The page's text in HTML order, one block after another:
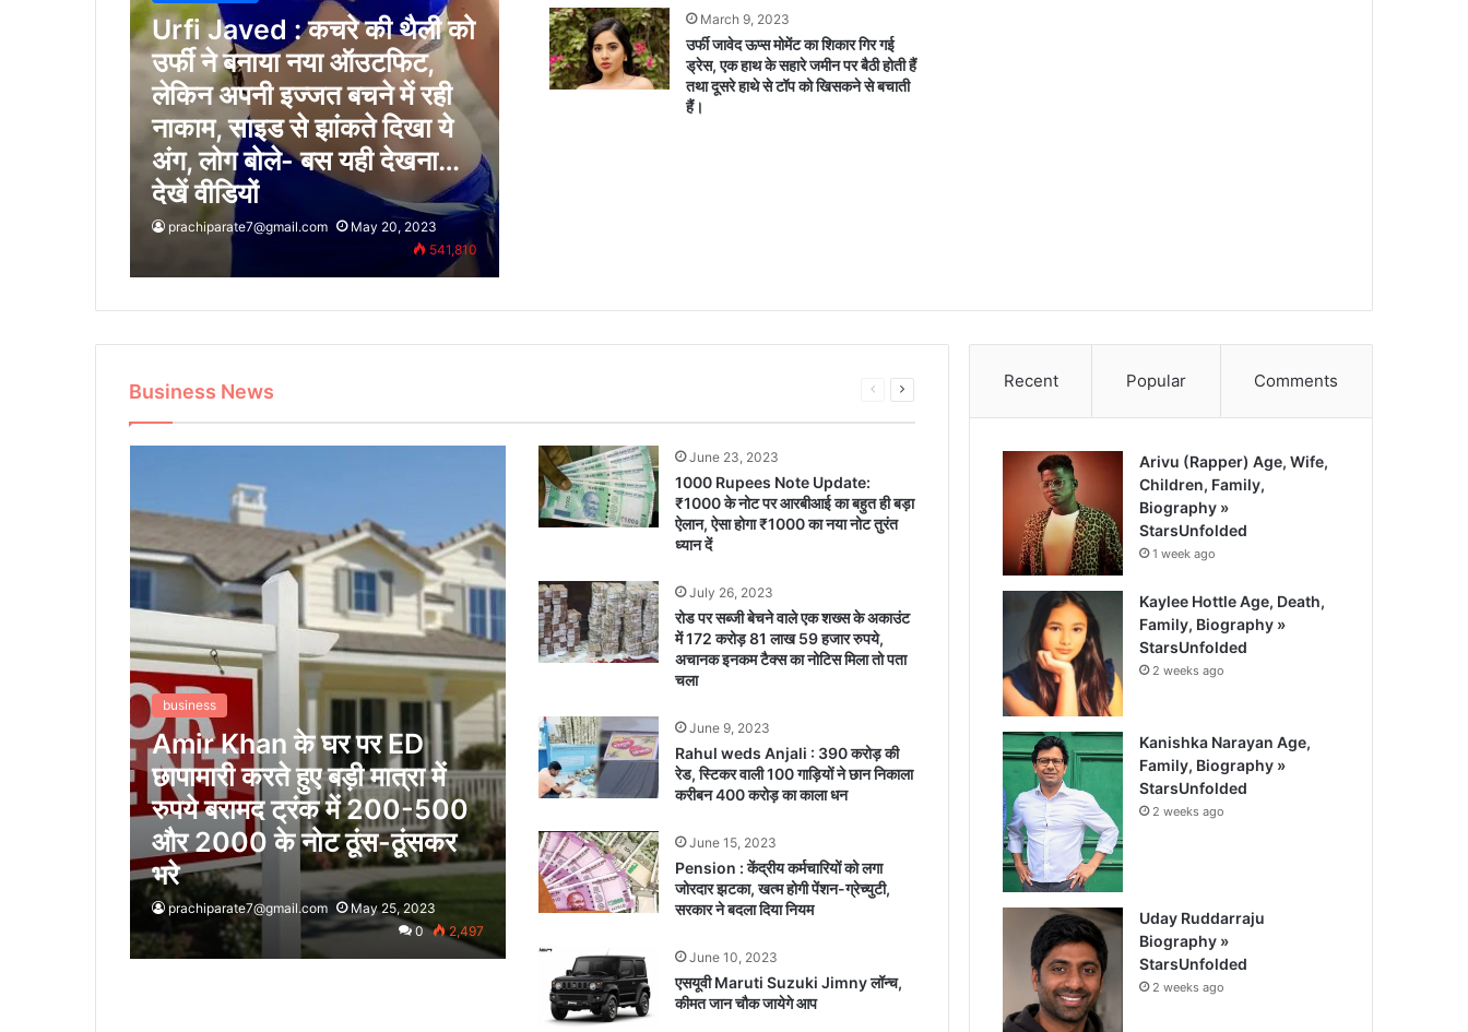
Urfi Javed : कचरे की थैली को
उर्फी ने बनाया नया ऑउटफिट,
लेकिन अपनी इज्जत बचने में रही
नाकाम, साइड से झांकते दिखा ये
अंग, लोग बोले- बस यही देखना…
देखें वीडियों
prachiparate7@gmail.com
May 20, 2023
541,810
March 9, 2023
उर्फी जावेद ऊप्स मोमेंट का शिकार गिर गई
ड्रेस, एक हाथ के सहारे जमीन पर बैठी होती हैं
तथा दूसरे हाथे से टॉप को खिसकने से बचाती
हैं।
Business News
Previous
Next
business
Amir Khan के घर पर ED
छापामारी करते हुए बड़ी मात्रा में
रुपये बरामद ट्रंक में 200-500
और 2000 के नोट ठूंस-ठूंसकर
भरे
prachiparate7@gmail.com
May 25, 2023
0
2,497
June 23, 2023
1000 Rupees Note Update:
₹1000 के नोट पर आरबीआई का बहुत ही बड़ा
ऐलान, ऐसा होगा ₹1000 का नया नोट तुरंत
ध्यान दें
July 26, 2023
रोड पर सब्जी बेचने वाले एक शख्स के अकाउंट
में 172 करोड़ 81 लाख 59 हजार रुपये,
अचानक इनकम टैक्स का नोटिस मिला तो पता
चला
June 9, 2023
Rahul weds Anjali : 390 करोड़ की
रेड, स्टिकर वाली 100 गाड़ियों ने छान निकाला
करीबन 400 करोड़ का काला धन
June 15, 2023
Pension : केंद्रीय कर्मचार‍ियों को लगा
जोरदार झटका, खत्म होगी पेंशन-ग्रेच्‍युटी,
सरकार ने बदला दिया न‍ियम
June 10, 2023
एसयूवी Maruti Suzuki Jimny लॉन्च,
कीमत जान चौक जायेगे आप
Recent Popular Comments
Arivu (Rapper) Age, Wife,
Children, Family,
Biography »
StarsUnfolded
1 week ago
Kaylee Hottle Age, Death,
Family, Biography »
StarsUnfolded
2 weeks ago
Kanishka Narayan Age,
Family, Biography »
StarsUnfolded
2 weeks ago
Uday Ruddarraju
Biography »
StarsUnfolded
2 weeks ago